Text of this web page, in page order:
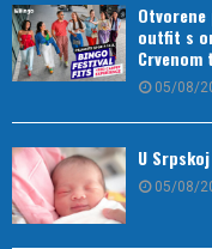
outfit s
Crvenom
05/08/
U
05/08/